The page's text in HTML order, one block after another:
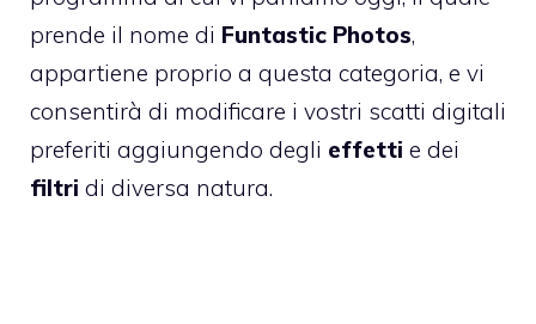
prende il nome di Funtastic Photos,
appartiene proprio a questa categoria, e vi
consentirà di modificare i vostri scatti digitali
preferiti aggiungendo degli effetti e dei
filtri di diversa natura.